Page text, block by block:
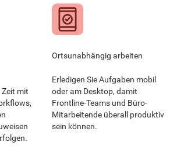
Zeit mit
Ortsunabhängig arbeiten
Erledigen Sie Aufgaben mobil
oder am Desktop, damit
Frontline-Teams und Büro-
Mitarbeitende überall produktiv
sein können.